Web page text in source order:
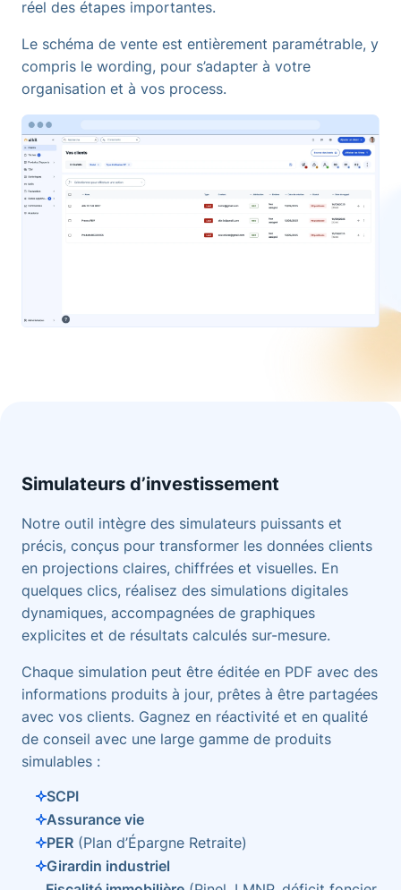
réel des étapes importantes.
Le schéma de vente est entièrement paramétrable, y
compris le wording, pour s’adapter à votre
organisation et à vos process.
Simulateurs d’investissement
Notre outil intègre des simulateurs puissants et
précis, conçus pour transformer les données clients
en projections claires, chiffrées et visuelles. En
quelques clics, réalisez des simulations digitales
dynamiques, accompagnées de graphiques
explicites et de résultats calculés sur-mesure.
Chaque simulation peut être éditée en PDF avec des
informations produits à jour, prêtes à être partagées
avec vos clients. Gagnez en réactivité et en qualité
de conseil avec une large gamme de produits
simulables :
SCPI
Assurance vie
PER (Plan d’Épargne Retraite)
Girardin industriel